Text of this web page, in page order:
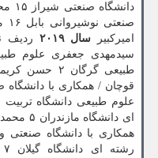
امیركبیر سال ۲۰۱۹
سیدمهدی جعفری علوم
طبیعی
ای